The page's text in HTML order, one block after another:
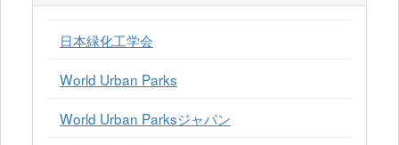
日本緑化工学会
World Urban Parks
World Urban Parksジャパン